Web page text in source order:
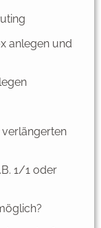
anlegen und
1/1 oder